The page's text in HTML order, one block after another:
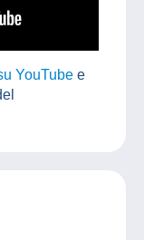
YouTube e